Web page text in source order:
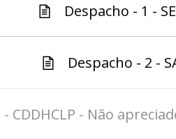
Despacho - 1 -
Despacho - 2 -
- CDDHCLP - Não